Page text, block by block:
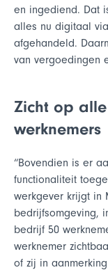
en ingediend. Dat
alles nu digitaal
afgehandeld.
van vergoedingen
Zicht op
werknemers
“Bovendien is er
functionaliteit
werkgever krijgt in
bedrijfsomgeving,
bedrijf 50
werknemer
of zij in